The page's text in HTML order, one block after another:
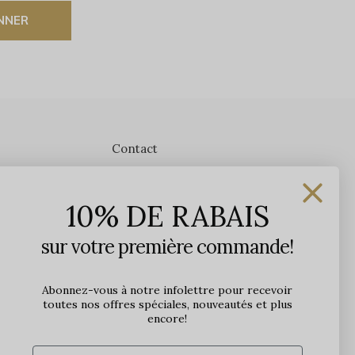
Contact
1650 avenue Jules-Verne, Local 103
G2G 2R1, Québec, Canada
Lundi: 9h - 17h
Mardi: 9h - 17h
Mercredi: 9h - 18h
Jeudi: 9h - 21h
10% DE RABAIS
sur votre première commande!
Abonnez-vous à notre infolettre pour recevoir
toutes nos offres spéciales, nouveautés et plus
encore!